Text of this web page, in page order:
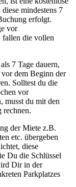
mindestens 7
erfolgt.
vor
fallen die vollen
7 Tage dauern,
dem Beginn der
Solltest du die
vor
musst du mit den
rechnen.
der Miete z.B.
etc. übergeben
diese
Du die Schlüssel
Dir in der
Parkplatzes